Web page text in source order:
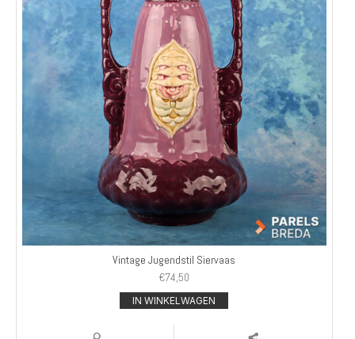
Vintage Jugendstil Siervaas
€74,50
IN WINKELWAGEN